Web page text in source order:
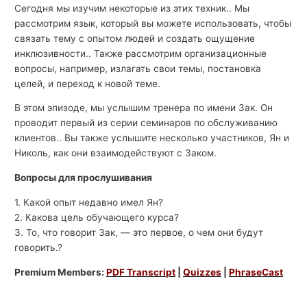
Сегодня мы изучим некоторые из этих техник.. Мы
рассмотрим язык, который вы можете использовать, чтобы
связать тему с опытом людей и создать ощущение
инклюзивности.. Также рассмотрим организационные
вопросы, например, излагать свои темы, постановка
целей, и переход к новой теме.
В этом эпизоде, мы услышим тренера по имени Зак. Он
проводит первый из серии семинаров по обслуживанию
клиентов.. Вы также услышите несколько участников, Ян и
Николь, как они взаимодействуют с Заком.
Вопросы для прослушивания
1. Какой опыт недавно имел Ян?
2. Какова цель обучающего курса?
3. То, что говорит Зак, — это первое, о чем они будут
говорить.?
Premium Members:PDF Transcript |Quizzes |PhraseCast